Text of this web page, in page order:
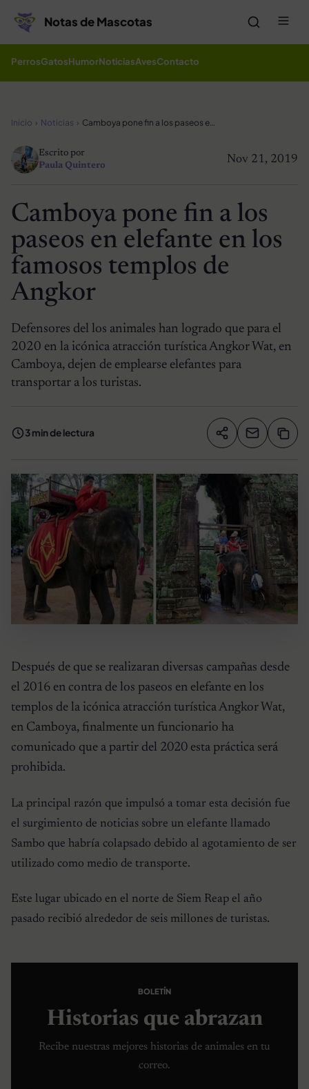
Notas de Mascotas
PerrosGatosHumorNoticiasAvesContacto
Inicio Noticias Camboya pone fin a los paseos en elefante en los famosos templos de Angkor
Nov 21, 2019
Escrito por
Paula Quintero
Camboya pone fin a los
paseos en elefante en los
famosos templos de
Angkor
Defensores del los animales han logrado que para el
2020 en la icónica atracción turística Angkor Wat, en
Camboya, dejen de emplearse elefantes para
transportar a los turistas.
3 min de lectura Compartir
Después de que se realizaran diversas campañas desde
el 2016 en contra de los paseos en elefante en los
templos de la icónica atracción turística Angkor Wat,
en Camboya, finalmente un funcionario ha
comunicado que a partir del 2020 esta práctica será
prohibida.
La principal razón que impulsó a tomar esta decisión fue
el surgimiento de noticias sobre un elefante llamado
Sambo que habría colapsado debido al agotamiento de ser
utilizado como medio de transporte.
Este lugar ubicado en el norte de Siem Reap el año
pasado recibió alrededor de seis millones de turistas.
BOLETÍN
Historias que abrazan
Recibe nuestras mejores historias de animales en tu
correo.